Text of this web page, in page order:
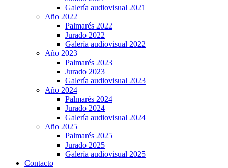
Galería audiovisual 2021
Año 2022
Palmarés 2022
Jurado 2022
Galería audiovisual 2022
Año 2023
Palmarés 2023
Jurado 2023
Galería audiovisual 2023
Año 2024
Palmarés 2024
Jurado 2024
Galería audiovisual 2024
Año 2025
Palmarés 2025
Jurado 2025
Galería audiovisual 2025
Contacto